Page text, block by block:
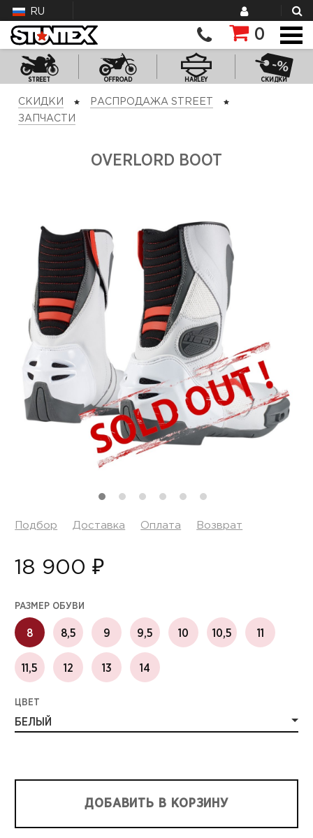
RU
0
STREET OFFROAD HARLEY СКИДКИ
СКИДКИ
РАСПРОДАЖА STREET
ЗАПЧАСТИ
OVERLORD BOOT
Подбор Доставка Оплата Возврат
18 900 ₽
РАЗМЕР ОБУВИ
8 8,5 9 9,5 10 10,5 11
11,5 12 13 14
ЦВЕТ
БЕЛЫЙ
ДОБАВИТЬ В КОРЗИНУ